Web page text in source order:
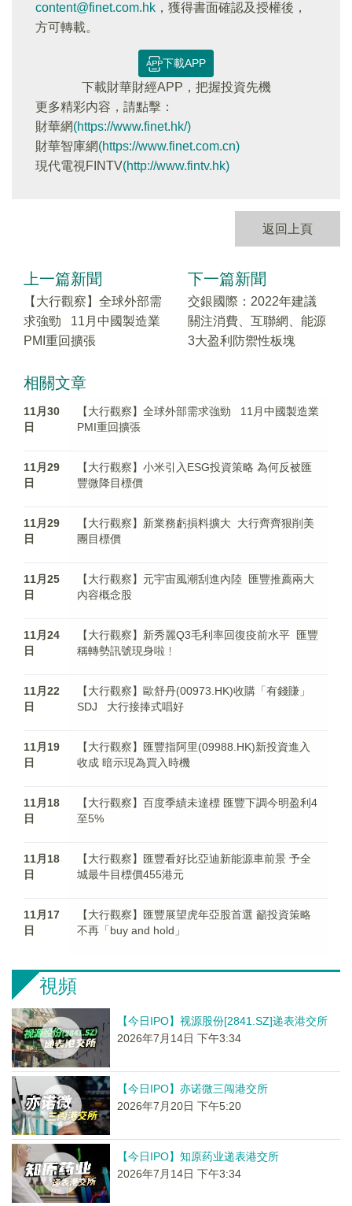
content@finet.com.hk ，獲得書面確認及授權後，
方可轉載。
下載APP
下載財華財經APP，把握投資先機
更多精彩内容，請點擊：
財華網(https://www.finet.hk/)
財華智庫網(https://www.finet.com.cn)
現代電視FINTV(http://www.fintv.hk)
返回上頁
上一篇新聞
【大行觀察】全球外部需
求強勁 11月中國製造業
PMI重回擴張
下一篇新聞
交銀國際：2022年建議
關注消費、互聯網、能源
3大盈利防禦性板塊
相關文章
11月30
日
【大行觀察】全球外部需求強勁 11月中國製造業
PMI重回擴張
11月29
日
【大行觀察】小米引入ESG投資策略 為何反被匯
豐微降目標價
11月29
日
【大行觀察】新業務虧損料擴大 大行齊齊狠削美
團目標價
11月25
日
【大行觀察】元宇宙風潮刮進內陸 匯豐推薦兩大
內容概念股
11月24
日
【大行觀察】新秀麗Q3毛利率回復疫前水平 匯豐
稱轉勢訊號現身啦﹗
11月22
日
【大行觀察】歐舒丹(00973.HK)收購「有錢賺」
SDJ 大行接捧式唱好
11月19
日
【大行觀察】匯豐指阿里(09988.HK)新投資進入
收成 暗示現為買入時機
11月18
日
【大行觀察】百度季績未達標 匯豐下調今明盈利4
至5%
11月18
日
【大行觀察】匯豐看好比亞迪新能源車前景 予全
城最牛目標價455港元
11月17
日
【大行觀察】匯豐展望虎年亞股首選 籲投資策略
不再「buy and hold」
視頻
【今日IPO】视源股份[2841.SZ]递表港交所
2026年7月14日 下午3:34
【今日IPO】亦诺微三闯港交所
2026年7月20日 下午5:20
【今日IPO】知原药业递表港交所
2026年7月14日 下午3:34